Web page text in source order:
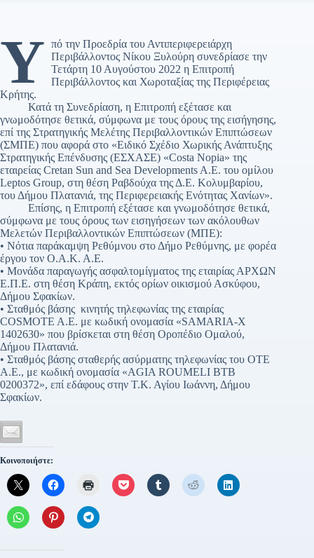
Υ πό την Προεδρία του Αντιπεριφερειάρχη
Περιβάλλοντος Νίκου Ξυλούρη συνεδρίασε την
Τετάρτη 10 Αυγούστου 2022 η Επιτροπή
Περιβάλλοντος και Χωροταξίας της Περιφέρειας
Κρήτης.
Κατά τη Συνεδρίαση, η Επιτροπή εξέτασε και
γνωμοδότησε θετικά, σύμφωνα με τους όρους της εισήγησης,
επί της Στρατηγικής Μελέτης Περιβαλλοντικών Επιπτώσεων
(ΣΜΠΕ) που αφορά στο «Ειδικό Σχέδιο Χωρικής Ανάπτυξης
Στρατηγικής Επένδυσης (ΕΣΧΑΣΕ) «Costa Nopia» της
εταιρείας Cretan Sun and Sea Developments A.E. του ομίλου
Leptos Group, στη θέση Ραβδούχα της Δ.Ε. Κολυμβαρίου,
του Δήμου Πλατανιά, της Περιφερειακής Ενότητας Χανίων».
Επίσης, η Επιτροπή εξέτασε και γνωμοδότησε θετικά,
σύμφωνα με τους όρους των εισηγήσεων των ακόλουθων
Μελετών Περιβαλλοντικών Επιπτώσεων (ΜΠΕ):
• Νότια παράκαμψη Ρεθύμνου στο Δήμο Ρεθύμνης, με φορέα
έργου τον Ο.Α.Κ. Α.Ε.
• Μονάδα παραγωγής ασφαλτομίγματος της εταιρίας ΑΡΧΩΝ
Ε.Π.Ε. στη θέση Κράπη, εκτός ορίων οικισμού Ασκύφου,
Δήμου Σφακίων.
• Σταθμός βάσης κινητής τηλεφωνίας της εταιρίας
COSMOTE A.E. με κωδική ονομασία «SAMARIA-X
1402630» που βρίσκεται στη θέση Οροπέδιο Ομαλού,
Δήμου Πλατανιά.
• Σταθμός βάσης σταθερής ασύρματης τηλεφωνίας του OTE
A.E., με κωδική ονομασία «AGIA ROUMELI BTB
0200372», επί εδάφους στην Τ.Κ. Αγίου Ιωάννη, Δήμου
Σφακίων.
Κοινοποιήστε: